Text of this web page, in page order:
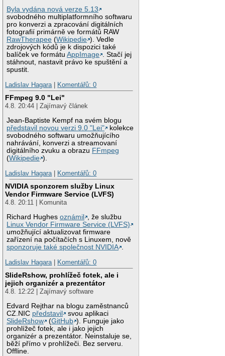
Byla vydána nová verze 5.13
svobodného multiplatformního softwaru
pro konverzi a zpracování digitálních
fotografií primárně ve formátů RAW
RawTherapee (Wikipedie ). Vedle
zdrojových kódů je k dispozici také
balíček ve formátuAppImage . Stačí jej
stáhnout, nastavit právo ke spuštění a
spustit.
Ladislav Hagara
Komentářů: 0
FFmpeg 9.0 "Lei"
4.8. 20:44 | Zajímavý článek
Jean-Baptiste Kempf na svém blogu
představil novou verzi 9.0 "Lei"
kolekce
svobodného softwaru umožňujícího
nahrávání, konverzi a streamovaní
digitálního zvuku a obrazu FFmpeg
(Wikipedie ).
Ladislav Hagara
Komentářů: 0
NVIDIA sponzorem služby Linux
Vendor Firmware Service (LVFS)
4.8. 20:11 | Komunita
Richard Hughesoznámil
, že službu
Linux Vendor Firmware Service (LVFS)
umožňující aktualizovat firmware
zařízení na počítačích s Linuxem, nově
sponzoruje také společnost NVIDIA .
Ladislav Hagara | Komentářů: 0
SlideRshow, prohlížeč fotek, ale i
jejich organizér a prezentátor
4.8. 12:22 | Zajímavý software
Edvard Rejthar na blogu zaměstnanců
CZ.NIC představil
svou aplikaci
SlideRshow
(GitHub ). Funguje jako
prohlížeč fotek, ale i jako jejich
organizér a prezentátor. Neinstaluje se,
běží přímo v prohlížeči. Bez serveru.
Offline.